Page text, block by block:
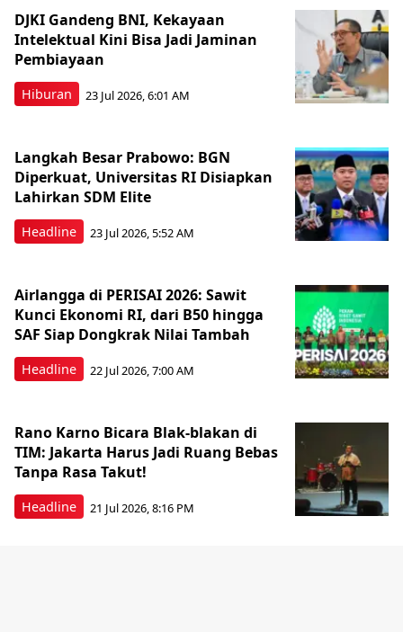
Hiburan
DJKI Gandeng BNI, Kekayaan
Intelektual Kini Bisa Jadi Jaminan
Pembiayaan
23 Jul 2026, 6:01 AM
Headline
Langkah Besar Prabowo: BGN
Diperkuat, Universitas RI Disiapkan
Lahirkan SDM Elite
23 Jul 2026, 5:52 AM
Headline
Airlangga di PERISAI 2026: Sawit
Kunci Ekonomi RI, dari B50 hingga
SAF Siap Dongkrak Nilai Tambah
22 Jul 2026, 7:00 AM
Headline
Rano Karno Bicara Blak-blakan di
TIM: Jakarta Harus Jadi Ruang Bebas
Tanpa Rasa Takut!
21 Jul 2026, 8:16 PM